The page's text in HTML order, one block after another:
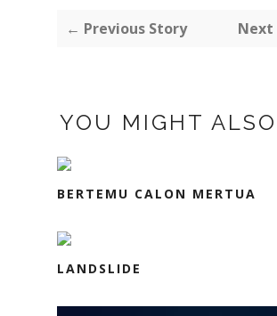
← Previous Story Next
YOU MIGHT
BERTEMU CALON MERTUA
LANDSLIDE